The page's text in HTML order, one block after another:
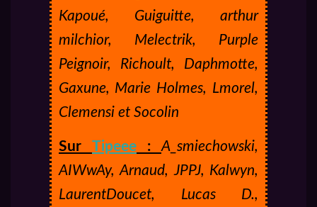
Kapoué, Guiguitte, arthur
milchior, Melectrik, Purple
Peignoir, Richoult, Daphmotte,
Gaxune, Marie Holmes, Lmorel,
Clemensi et Socolin
Sur Tipeee : A_smiechowski,
AIWwAy, Arnaud, JPPJ, Kalwyn,
LaurentDoucet, Lucas D.,